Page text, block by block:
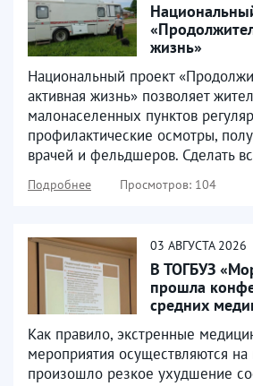
жизнь»
Национальный проект
активная жизнь» позволяет
малонаселенных пунктов
профилактические осмотры,
врачей и фельдшеров. Сделать
Подробнее Просмотров: 104
03 АВГУСТА 2026
В ТОГБУЗ
прошла
средних
Как правило, экстренные
мероприятия осуществляются на
произошло резкое ухудшение